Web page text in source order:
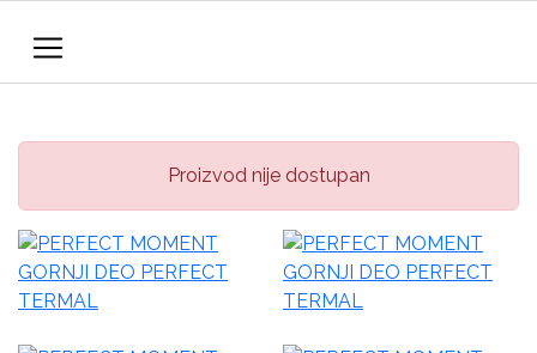
Proizvod nije dostupan